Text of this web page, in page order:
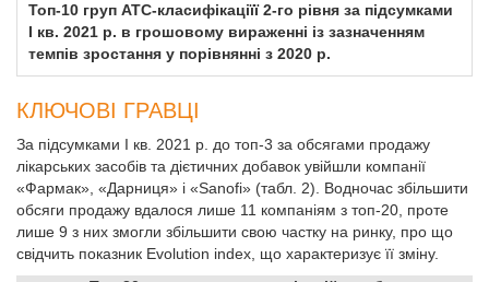
Топ-10 груп АТС-класифікаціїї 2-го рівня за підсумками
І кв. 2021 р. в грошовому вираженні із зазначенням
темпів зростання у порівнянні з 2020 р.
КЛЮЧОВІ ГРАВЦІ
За підсумками І кв. 2021 р. до топ-3 за обсягами продажу
лікарських засобів та дієтичних добавок увійшли компанії
«Фармак», «Дарниця» і «Sanofi» (табл. 2). Водночас збільшити
обсяги продажу вдалося лише 11 компаніям з топ-20, проте
лише 9 з них змогли збільшити свою частку на ринку, про що
свідчить показник Evolution index, що характеризує її зміну.